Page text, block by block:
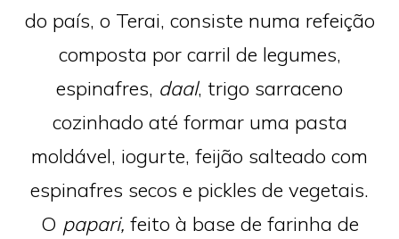
do país, o Terai, consiste numa refeição
composta por carril de legumes,
espinafres, daal, trigo sarraceno
cozinhado até formar uma pasta
moldável, iogurte, feijão salteado com
espinafres secos e pickles de vegetais.
O papari, feito à base de farinha de